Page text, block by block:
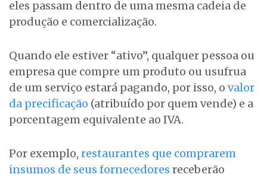
eles passam dentro de uma mesma cadeia de
produção e comercialização.
Quando ele estiver “ativo”, qualquer pessoa ou
empresa que compre um produto ou usufrua
de um serviço estará pagando, por isso, o valor
da precificação (atribuído por quem vende) e a
porcentagem equivalente ao IVA.
Por exemplo, restaurantes que comprarem
insumos de seus fornecedores receberão